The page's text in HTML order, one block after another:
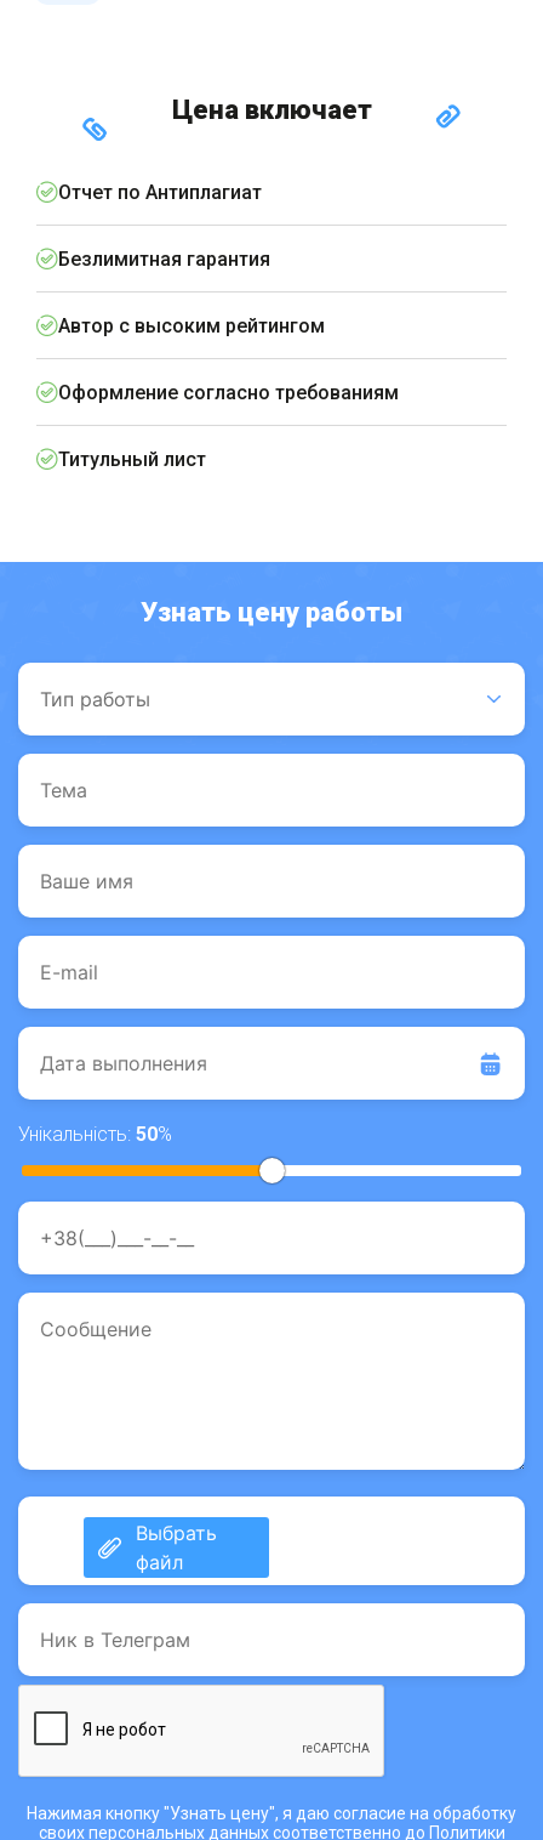
Цена включает
Отчет по Антиплагиат
Безлимитная гарантия
Автор с высоким рейтингом
Оформление согласно требованиям
Титульный лист
Узнать цену работы
Унікальність: 50%
Нажимая кнопку "Узнать цену", я даю согласие на обработку
своих персональных данных соответственно до Политики